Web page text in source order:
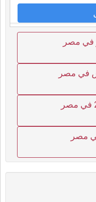
في مصر
في مصر
مصر